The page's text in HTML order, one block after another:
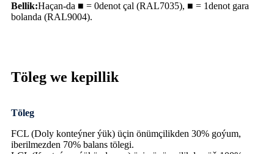
Bellik:Haçan-da ■ = 0denot çal (RAL7035), ■ = 1denot gara
bolanda (RAL9004).
Töleg we kepillik
Töleg
FCL (Doly konteýner ýük) üçin önümçilikden 30% goýum,
iberilmezden 70% balans tölegi.